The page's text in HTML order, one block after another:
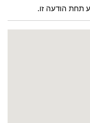
תחת הודעה זו.